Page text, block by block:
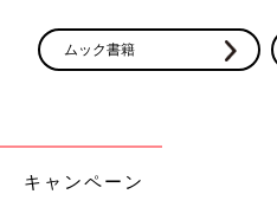
ムック書籍
キャンペーン